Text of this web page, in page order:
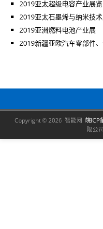
2019亚太超级电容产业展
2019亚太石墨烯与纳米技
2019亚洲燃料电池产业展
2019新疆亚欧汽车零部件
Copyright © 2026 智能网 皖ICP
限公